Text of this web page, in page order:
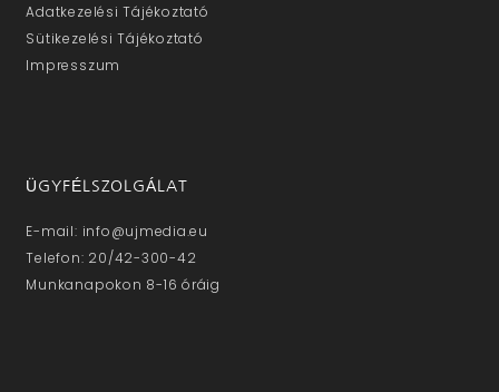
Adatkezelési Tájékoztató
Sütikezelési Tájékoztató
Impresszum
ÜGYFÉLSZOLGÁLAT
E-mail: info@ujmedia.eu
Telefon: 20/42-300-42
Munkanapokon 8-16 óráig